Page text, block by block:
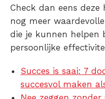
Check dan eens
nog meer
die je kunnen helpen
persoonlijke
Succes is saai: 7
succesvol maken